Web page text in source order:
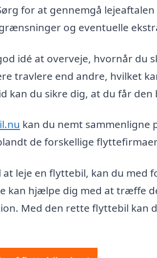
for at gennemgå
og eventuelle
idé at overveje, hvornår du
travlere end andre, hvilket
kan du sikre dig, at du får
kan du nemt sammenligne
de forskellige
at leje en flyttebil, kan du
kan hjælpe dig med at træffe
Med den rette flyttebil kan